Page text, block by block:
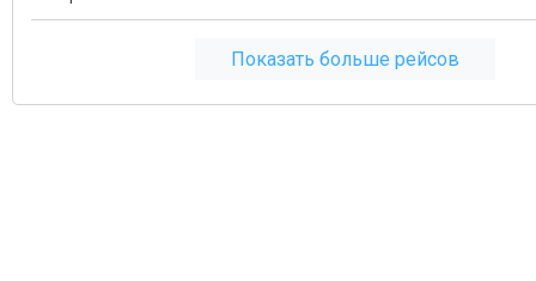
Показать больше рейсов